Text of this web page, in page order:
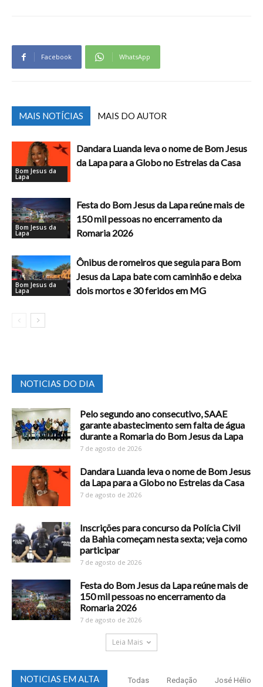
Facebook WhatsApp
MAIS NOTÍCIAS MAIS DO AUTOR
Bom Jesus da
Lapa
Dandara Luanda leva o nome de Bom Jesus
da Lapa para a Globo no Estrelas da Casa
Bom Jesus da
Lapa
Festa do Bom Jesus da Lapa reúne mais de
150 mil pessoas no encerramento da
Romaria 2026
Bom Jesus da
Lapa
Ônibus de romeiros que seguia para Bom
Jesus da Lapa bate com caminhão e deixa
dois mortos e 30 feridos em MG
NOTICIAS DO DIA
Pelo segundo ano consecutivo, SAAE
garante abastecimento sem falta de água
durante a Romaria do Bom Jesus da Lapa
7 de agosto de 2026
Dandara Luanda leva o nome de Bom Jesus
da Lapa para a Globo no Estrelas da Casa
7 de agosto de 2026
Inscrições para concurso da Polícia Civil
da Bahia começam nesta sexta; veja como
participar
7 de agosto de 2026
Festa do Bom Jesus da Lapa reúne mais de
150 mil pessoas no encerramento da
Romaria 2026
7 de agosto de 2026
Leia Mais
NOTICIAS EM ALTA Todas Redação José Hélio